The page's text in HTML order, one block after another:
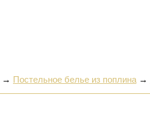
→ Постельное белье из поплина →